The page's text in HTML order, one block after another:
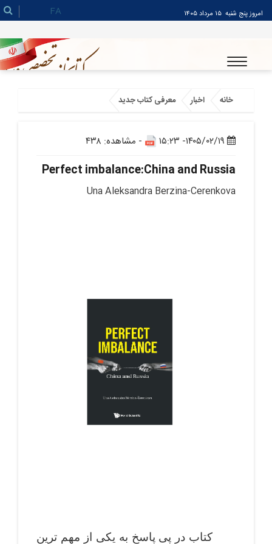
امروز پنج شنبه ۱۵ مرداد ۱۴۰۵ FA
خانه اخبار معرفی کتاب جدید
۱۴۰۵/۰۲/۱۹- ۱۵:۲۳ - مشاهده: ۴۳۸
Perfect imbalance:China and Russia
Una Aleksandra Berzina-Cerenkova
کتاب در پی پاسخ به یکی از مهم ­ترین